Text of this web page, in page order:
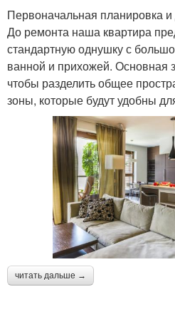
Первоначальная планировка и
До ремонта наша квартира
стандартную однушку с
ванной и прихожей. Основная
чтобы разделить общее
зоны, которые будут удобны
читать дальше →